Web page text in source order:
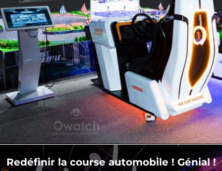
Redéfinir la course automobile ! Génial !